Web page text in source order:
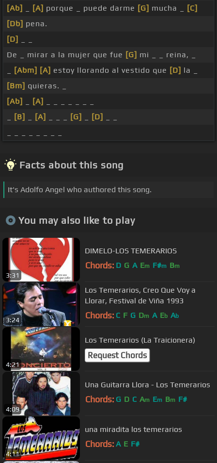
[Ab] [A] porque _ puede darme [G] mucha _
[C]
[Db] pena.
[D]
De _ mirar a la mujer que fue [G] mi _ _ reina, _
[Abm] [A] estoy llorando al vestido que [D] la _
[Bm] quieras. _
[Ab]
[A]
[B] [A] [G] [D]
Facts about this song
It's Adolfo Angel who authored this song.
You may also like to play
3:31
DIMELO-LOS TEMERARIOS
Chords: D G A Em F#m Bm
3:24
Los Temerarios, Creo Que Voy a
Llorar, Festival de Viña 1993
Chords: C F G Dm A Eb Ab
4:21
Los Temerarios (La Traicionera)
Request Chords
4:09
Una Guitarra Llora - Los Temerarios
Chords: G D C Am Em Bm F#
4:11
una miradita los temerarios
Chords: A E F#